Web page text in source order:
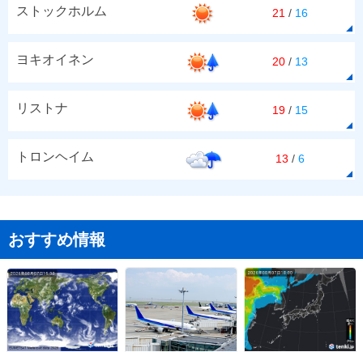
ストックホルム 21 / 16
ヨキオイネン 20 / 13
リストナ 19 / 15
トロンヘイム 13 /6
おすすめ情報